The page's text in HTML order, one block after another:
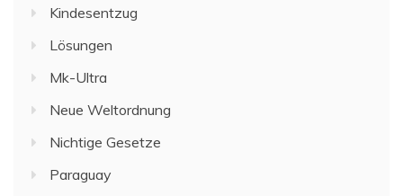
Kindesentzug
Lösungen
Mk-Ultra
Neue Weltordnung
Nichtige Gesetze
Paraguay